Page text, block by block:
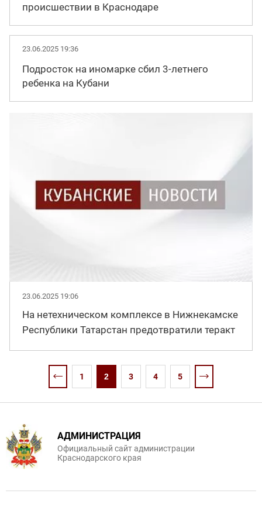
происшествии в Краснодаре
23.06.2025 19:36
Подросток на иномарке сбил 3-летнего
ребенка на Кубани
23.06.2025 19:06
На нетехническом комплексе в Нижнекамске
Республики Татарстан предотвратили теракт
1 2 3 4 5
АДМИНИСТРАЦИЯ
Официальный сайт администрации
Краснодарского края